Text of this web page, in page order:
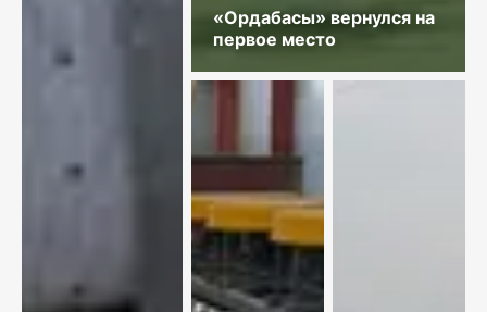
«Ордабасы» вернулся на
первое место